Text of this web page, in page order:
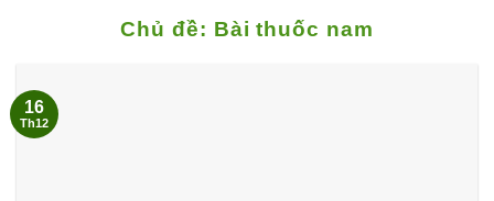
Chủ đề: Bài thuốc nam
16
Th12